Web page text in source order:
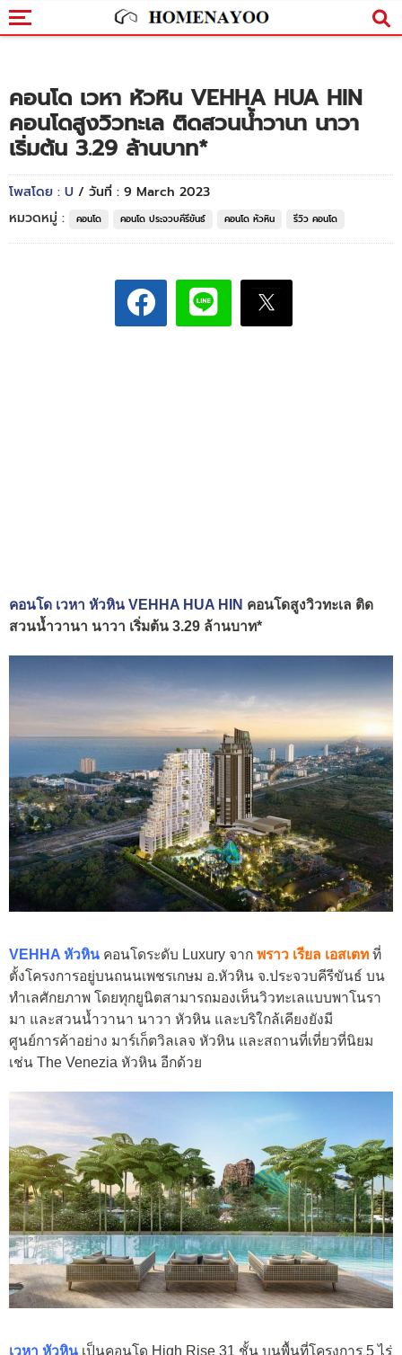
คอนโด เวหา หัวหิน VEHHA HUA HIN
คอนโดสูงวิวทะเล ติดสวนน้ำวานา นาวา
เริ่มต้น 3.29 ล้านบาท*
โพสโดย : U / วันที่ : 9 March 2023
หมวดหมู่ :
คอนโด คอนโด ประจวบคีรีขันธ์ คอนโด หัวหิน รีวิว คอนโด
คอนโด เวหา หัวหิน VEHHA HUA HIN คอนโดสูงวิวทะเล ติด
สวนน้ำวานา นาวา เริ่มต้น 3.29 ล้านบาท*
VEHHA หัวหิน คอนโดระดับ Luxury จาก พราว เรียล เอสเตท ที่
ตั้งโครงการอยู่บนถนนเพชรเกษม อ.หัวหิน จ.ประจวบคีรีขันธ์ บน
ทำเลศักยภาพ โดยทุกยูนิตสามารถมองเห็นวิวทะเลแบบพาโนรา
มา และสวนน้ำวานา นาวา หัวหิน และบริใกล้เคียงยังมี
ศูนย์การค้าอย่าง มาร์เก็ตวิลเลจ หัวหิน และสถานที่เที่ยวที่นิยม
เช่น The Venezia หัวหิน อีกด้วย
เวหา หัวหิน เป็นคอนโด High Rise 31 ชั้น บนพื้นที่โครงการ 5 ไร่